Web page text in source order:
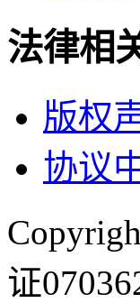
法律相
版权
协议
证